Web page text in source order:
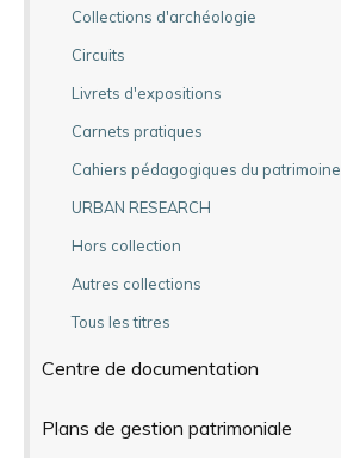
Collections d'archéologie
Circuits
Livrets d'expositions
Carnets pratiques
Cahiers pédagogiques du patrimoine
URBAN RESEARCH
Hors collection
Autres collections
Tous les titres
Centre de documentation
Plans de gestion patrimoniale